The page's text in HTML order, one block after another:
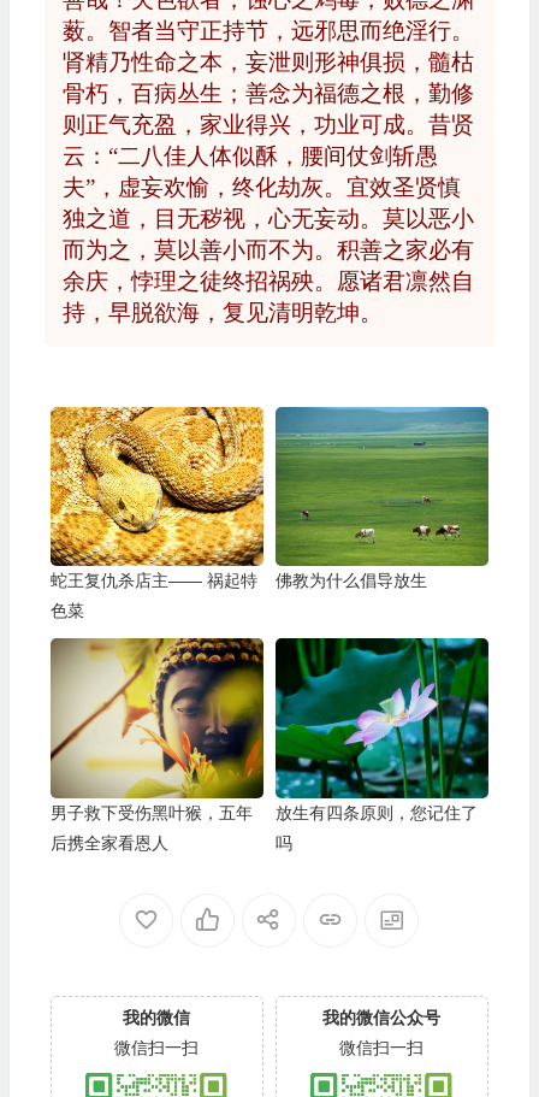
薮。智者当守正持节，远邪思而绝淫行。
肾精乃性命之本，妄泄则形神俱损，髓枯
骨朽，百病丛生；善念为福德之根，勤修
则正气充盈，家业得兴，功业可成。昔贤
云：“二八佳人体似酥，腰间仗剑斩愚
夫”，虚妄欢愉，终化劫灰。宜效圣贤慎
独之道，目无秽视，心无妄动。莫以恶小
而为之，莫以善小而不为。积善之家必有
余庆，悖理之徒终招祸殃。愿诸君凛然自
持，早脱欲海，复见清明乾坤。
蛇王复仇杀店主—— 祸起特
色菜
佛教为什么倡导放生
男子救下受伤黑叶猴，五年
后携全家看恩人
放生有四条原则，您记住了
吗
我的微信
微信扫一扫
我的微信公众号
微信扫一扫